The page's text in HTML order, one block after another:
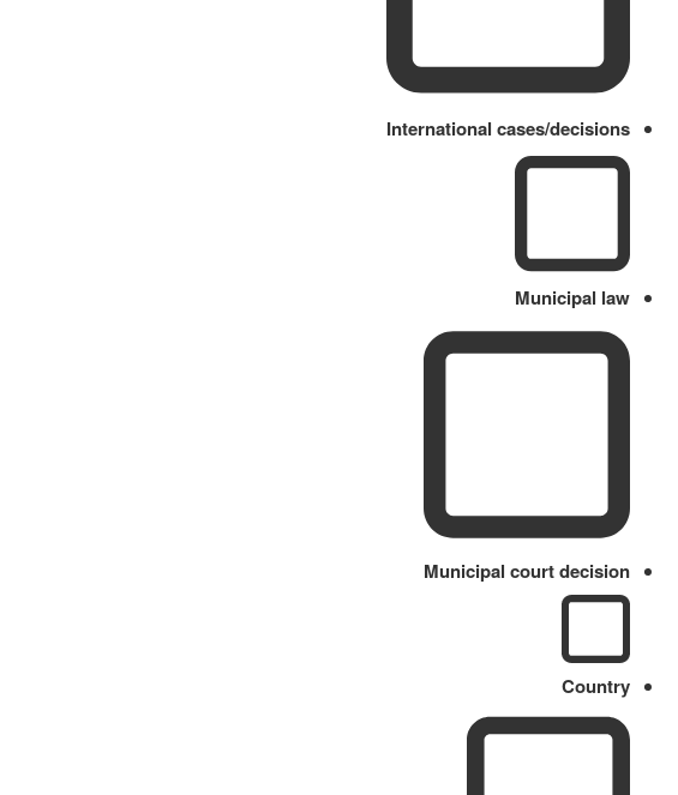
International cases/decisions
Municipal law
Municipal court decision
Country